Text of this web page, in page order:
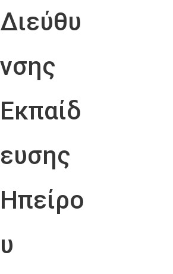
Διεύθυ
νσης
Εκπαίδ
ευσης
Ηπείρο
υ